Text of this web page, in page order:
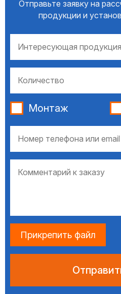
Отправьте заявку на
продукции и
Монтаж
Прикрепить файл